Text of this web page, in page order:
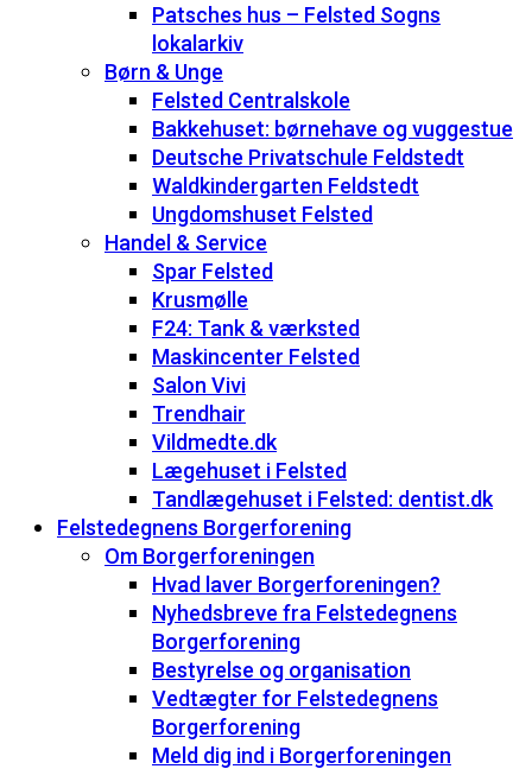
Patsches hus – Felsted Sogns
lokalarkiv
Børn & Unge
Felsted Centralskole
Bakkehuset: børnehave og vuggestue
Deutsche Privatschule Feldstedt
Waldkindergarten Feldstedt
Ungdomshuset Felsted
Handel & Service
Spar Felsted
Krusmølle
F24: Tank & værksted
Maskincenter Felsted
Salon Vivi
Trendhair
Vildmedte.dk
Lægehuset i Felsted
Tandlægehuset i Felsted: dentist.dk
Felstedegnens Borgerforening
Om Borgerforeningen
Hvad laver Borgerforeningen?
Nyhedsbreve fra Felstedegnens
Borgerforening
Bestyrelse og organisation
Vedtægter for Felstedegnens
Borgerforening
Meld dig ind i Borgerforeningen